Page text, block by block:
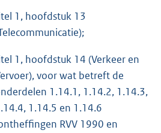
1, hoofdstuk 13
1, hoofdstuk 14 (Verkeer en
voor wat betreft de
1.14.1, 1.14.2, 1.14.3,
1.14.5 en 1.14.6
RVV 1990 en